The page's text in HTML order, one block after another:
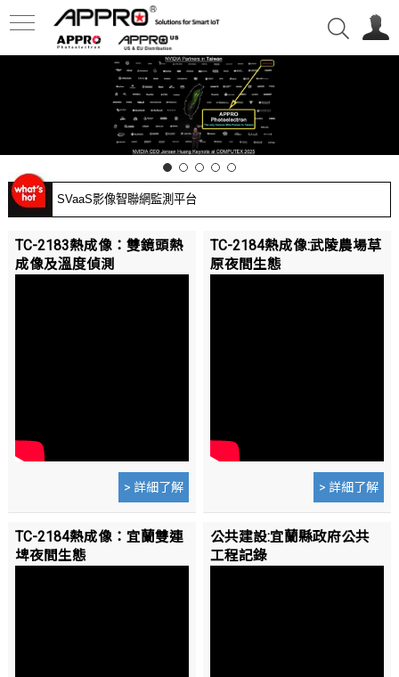
V-IoT物聯網監測攝影機
SVaaS影像智聯網監測平台
雙光譜熱成像攝影機
TC-2183熱成像：雙鏡頭熱
成像及溫度偵測
> 詳細了解
TC-2184熱成像:武陵農場草
原夜間生態
> 詳細了解
TC-2184熱成像：宜蘭雙連
埤夜間生態
公共建設:宜蘭縣政府公共
工程記錄